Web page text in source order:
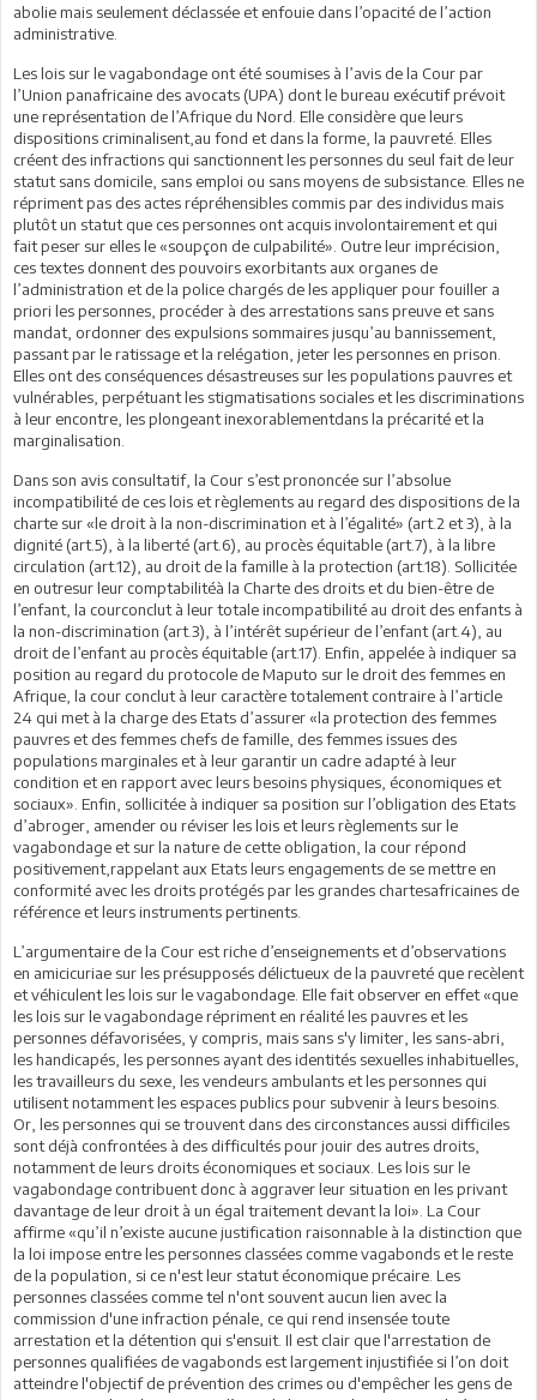
abolie mais seulement déclassée et enfouie dans l’opacité de l’action
administrative.
Les lois sur le vagabondage ont été soumises à l’avis de la Cour par
l’Union panafricaine des avocats (UPA) dont le bureau exécutif prévoit
une représentation de l’Afrique du Nord. Elle considère que leurs
dispositions criminalisent,au fond et dans la forme, la pauvreté. Elles
créent des infractions qui sanctionnent les personnes du seul fait de leur
statut sans domicile, sans emploi ou sans moyens de subsistance. Elles ne
répriment pas des actes répréhensibles commis par des individus mais
plutôt un statut que ces personnes ont acquis involontairement et qui
fait peser sur elles le «soupçon de culpabilité». Outre leur imprécision,
ces textes donnent des pouvoirs exorbitants aux organes de
l’administration et de la police chargés de les appliquer pour fouiller a
priori les personnes, procéder à des arrestations sans preuve et sans
mandat, ordonner des expulsions sommaires jusqu’au bannissement,
passant par le ratissage et la relégation, jeter les personnes en prison.
Elles ont des conséquences désastreuses sur les populations pauvres et
vulnérables, perpétuant les stigmatisations sociales et les discriminations
à leur encontre, les plongeant inexorablementdans la précarité et la
marginalisation.
Dans son avis consultatif, la Cour s’est prononcée sur l’absolue
incompatibilité de ces lois et règlements au regard des dispositions de la
charte sur «le droit à la non-discrimination et à l’égalité» (art.2 et 3), à la
dignité (art.5), à la liberté (art.6), au procès équitable (art.7), à la libre
circulation (art.12), au droit de la famille à la protection (art.18). Sollicitée
en outresur leur comptabilitéà la Charte des droits et du bien-être de
l’enfant, la courconclut à leur totale incompatibilité au droit des enfants à
la non-discrimination (art.3), à l’intérêt supérieur de l’enfant (art.4), au
droit de l’enfant au procès équitable (art.17). Enfin, appelée à indiquer sa
position au regard du protocole de Maputo sur le droit des femmes en
Afrique, la cour conclut à leur caractère totalement contraire à l’article
24 qui met à la charge des Etats d’assurer «la protection des femmes
pauvres et des femmes chefs de famille, des femmes issues des
populations marginales et à leur garantir un cadre adapté à leur
condition et en rapport avec leurs besoins physiques, économiques et
sociaux». Enfin, sollicitée à indiquer sa position sur l’obligation des Etats
d’abroger, amender ou réviser les lois et leurs règlements sur le
vagabondage et sur la nature de cette obligation, la cour répond
positivement,rappelant aux Etats leurs engagements de se mettre en
conformité avec les droits protégés par les grandes chartesafricaines de
référence et leurs instruments pertinents.
L’argumentaire de la Cour est riche d’enseignements et d’observations
en amicicuriae sur les présupposés délictueux de la pauvreté que recèlent
et véhiculent les lois sur le vagabondage. Elle fait observer en effet «que
les lois sur le vagabondage répriment en réalité les pauvres et les
personnes défavorisées, y compris, mais sans s'y limiter, les sans-abri,
les handicapés, les personnes ayant des identités sexuelles inhabituelles,
les travailleurs du sexe, les vendeurs ambulants et les personnes qui
utilisent notamment les espaces publics pour subvenir à leurs besoins.
Or, les personnes qui se trouvent dans des circonstances aussi difficiles
sont déjà confrontées à des difficultés pour jouir des autres droits,
notamment de leurs droits économiques et sociaux. Les lois sur le
vagabondage contribuent donc à aggraver leur situation en les privant
davantage de leur droit à un égal traitement devant la loi». La Cour
affirme «qu’il n’existe aucune justification raisonnable à la distinction que
la loi impose entre les personnes classées comme vagabonds et le reste
de la population, si ce n'est leur statut économique précaire. Les
personnes classées comme tel n'ont souvent aucun lien avec la
commission d'une infraction pénale, ce qui rend insensée toute
arrestation et la détention qui s'ensuit. Il est clair que l'arrestation de
personnes qualifiées de vagabonds est largement injustifiée si l’on doit
atteindre l'objectif de prévention des crimes ou d'empêcher les gens de